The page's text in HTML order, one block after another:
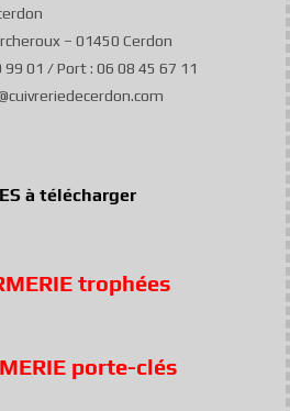
– 01450 Cerdon
99 01 / Port : 06 08 45 67 11
à télécharger
trophées
porte-clés